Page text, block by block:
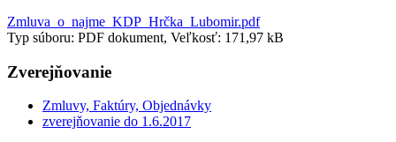
Zmluva_o_najme_KDP_Hrčka_Lubomir.pdf
Typ súboru: PDF dokument, Veľkosť: 171,97 kB
Zverejňovanie
Zmluvy, Faktúry, Objednávky
zverejňovanie do 1.6.2017